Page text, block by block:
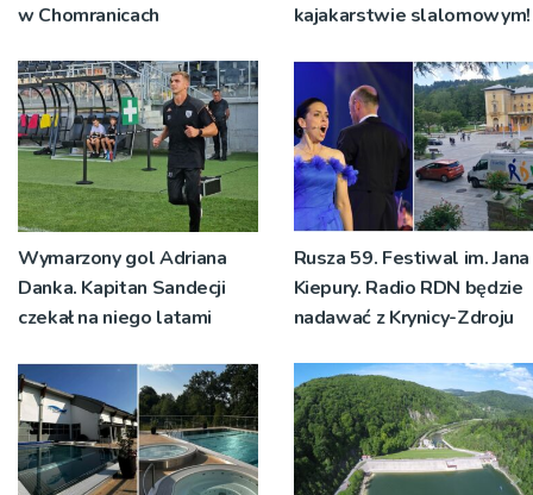
w Chomranicach
kajakarstwie slalomowym!
Wymarzony gol Adriana
Danka. Kapitan Sandecji
czekał na niego latami
Rusza 59. Festiwal im. Jana
Kiepury. Radio RDN będzie
nadawać z Krynicy-Zdroju